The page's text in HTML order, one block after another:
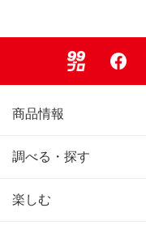
商品情報
調べる・探す
楽しむ